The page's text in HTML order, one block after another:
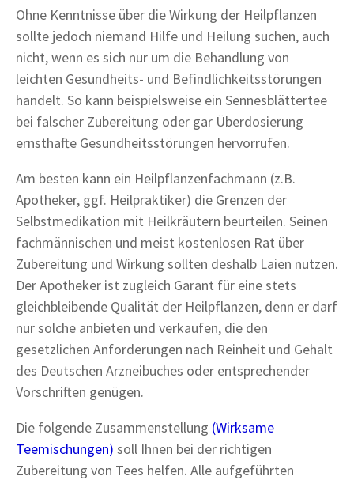
Ohne Kenntnisse über die Wirkung der Heilpflanzen
sollte jedoch niemand Hilfe und Heilung suchen, auch
nicht, wenn es sich nur um die Behandlung von
leichten Gesundheits- und Befindlichkeitsstörungen
handelt. So kann beispielsweise ein Sennesblättertee
bei falscher Zubereitung oder gar Überdosierung
ernsthafte Gesundheitsstörungen hervorrufen.
Am besten kann ein Heilpflanzenfachmann (z.B.
Apotheker, ggf. Heilpraktiker) die Grenzen der
Selbstmedikation mit Heilkräutern beurteilen. Seinen
fachmännischen und meist kostenlosen Rat über
Zubereitung und Wirkung sollten deshalb Laien nutzen.
Der Apotheker ist zugleich Garant für eine stets
gleichbleibende Qualität der Heilpflanzen, denn er darf
nur solche anbieten und verkaufen, die den
gesetzlichen Anforderungen nach Reinheit und Gehalt
des Deutschen Arzneibuches oder entsprechender
Vorschriften genügen.
Die folgende Zusammenstellung (Wirksame
Teemischungen) soll Ihnen bei der richtigen
Zubereitung von Tees helfen. Alle aufgeführten